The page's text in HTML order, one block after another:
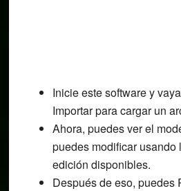
Inicie este software y
Importar para cargar un
Ahora, puedes ver el
puedes modificar usando
edición disponibles.
Después de eso, puedes